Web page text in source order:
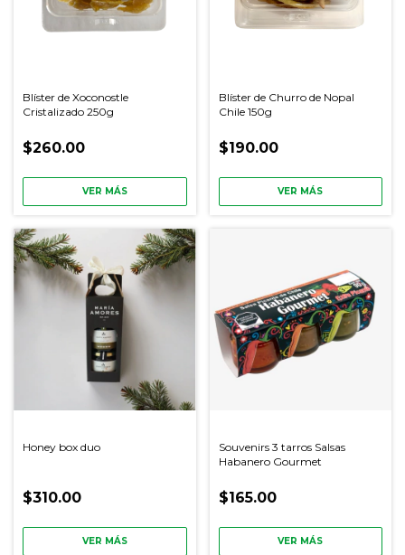
Blíster de Xoconostle
Cristalizado 250g
$260.00
VER MÁS
Blíster de Churro de Nopal
Chile 150g
$190.00
VER MÁS
Honey box duo
$310.00
VER MÁS
Souvenirs 3 tarros Salsas
Habanero Gourmet
$165.00
VER MÁS